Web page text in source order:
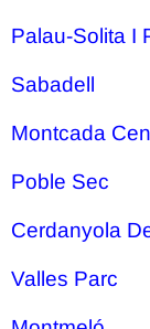
Palau-Solita I
Sabadell
Montcada
Poble Sec
Cerdanyola
Valles Parc